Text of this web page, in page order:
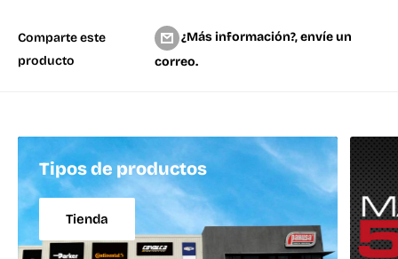
Comparte este
producto
¿Más información?, envíe un
correo.
Tipos de productos
Tienda